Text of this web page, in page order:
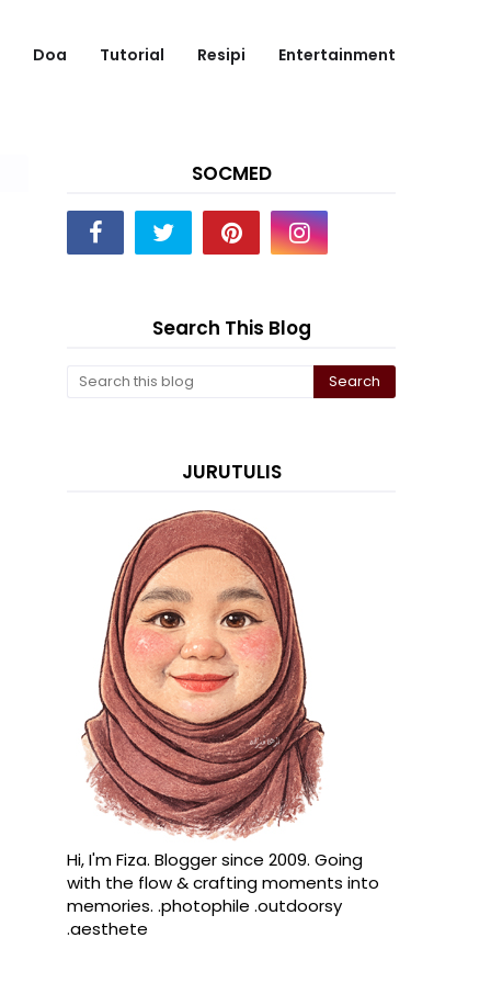
Doa Tutorial Resipi Entertainment
SOCMED
Search This Blog
JURUTULIS
Hi, I'm Fiza. Blogger since 2009. Going
with the flow & crafting moments into
memories. .photophile .outdoorsy
.aesthete